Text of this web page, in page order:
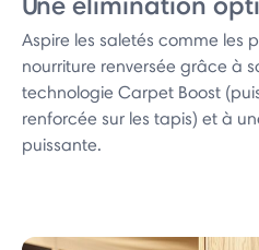
Aspire les saletés comme les
nourriture renversée grâce à
technologie Carpet Boost
renforcée sur les tapis) et à
puissante.